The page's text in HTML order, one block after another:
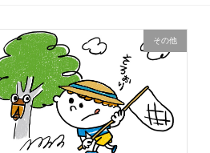
その他